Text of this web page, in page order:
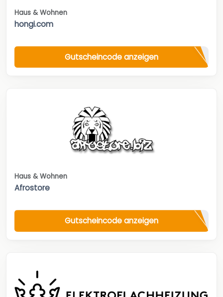
Haus & Wohnen
hongi.com
Gutscheincode anzeigen
Haus & Wohnen
Afrostore
Gutscheincode anzeigen